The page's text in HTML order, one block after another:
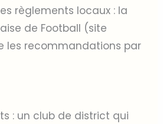
règlements locaux : la
de Football (site
les recommandations par
: un club de district qui